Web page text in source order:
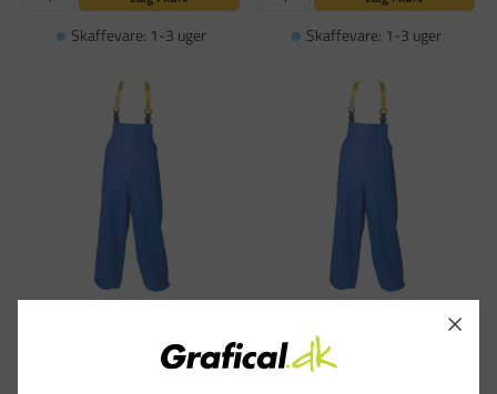
Skaffevare: 1-3 uger Skaffevare: 1-3 uger
Varenummer: ABN-1000007345
DKK 969,00
Varenummer: ABN-1000007346
DKK 969,00